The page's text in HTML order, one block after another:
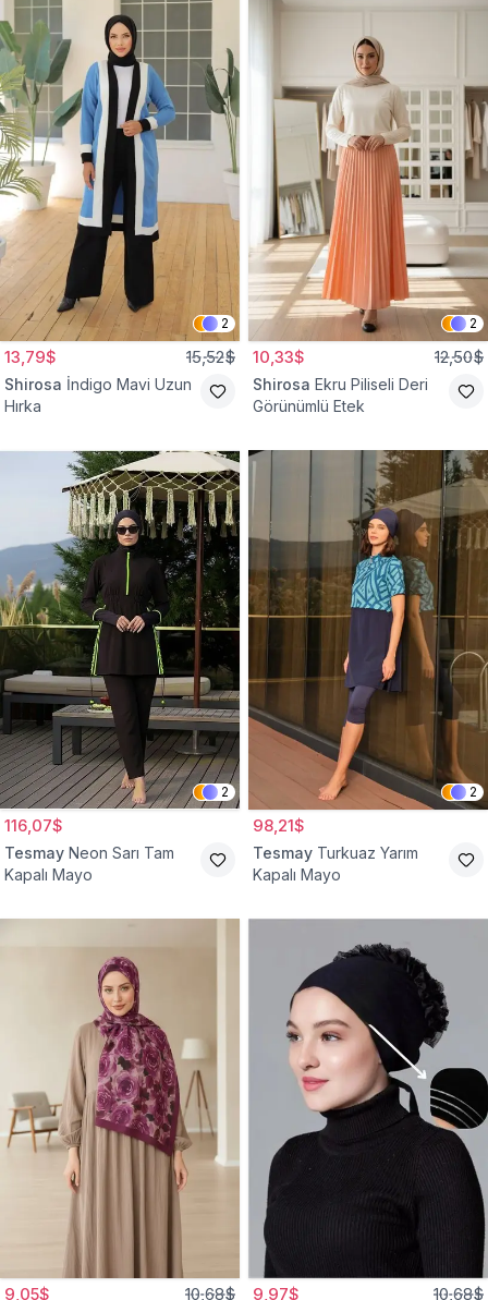
2
13,79$ 15,52$
Shirosa İndigo Mavi Uzun
Hırka
2
10,33$ 12,50$
Shirosa Ekru Piliseli Deri
Görünümlü Etek
2
116,07$
Tesmay Neon Sarı Tam
Kapalı Mayo
2
98,21$
Tesmay Turkuaz Yarım
Kapalı Mayo
9,05$ 10,68$ 9,97$ 10,68$